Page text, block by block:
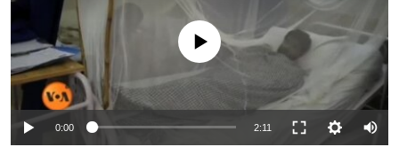
No media source currently available
0:00 2:11